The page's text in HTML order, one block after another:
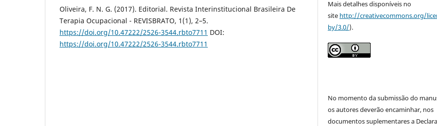
Oliveira, F. N. G. (2017). Editorial. Revista Interinstitucional Brasileira De
Terapia Ocupacional - REVISBRATO, 1(1), 2–5.
https://doi.org/10.47222/2526-3544.rbto7711 DOI:
https://doi.org/10.47222/2526-3544.rbto7711
Mais detalhes disponíveis no
site http://creativecommons.org/
by/3.0/).
No momento da submissão do
os autores deverão encaminhar, nos
documentos suplementares a